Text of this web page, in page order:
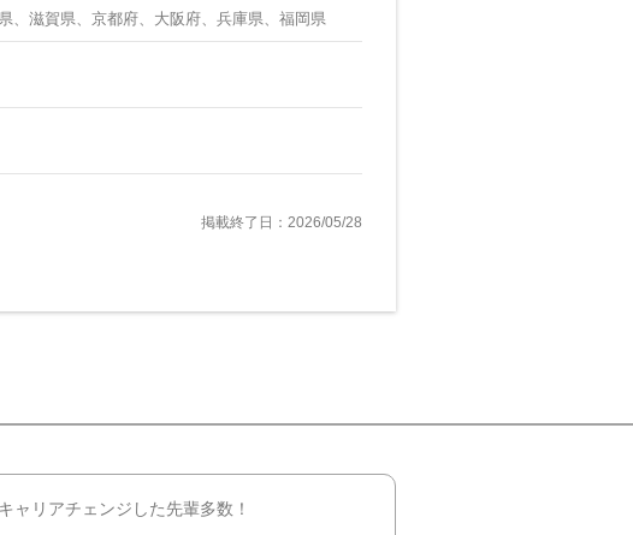
、滋賀県、京都府、大阪府、兵庫県、福岡県
掲載終了日：2026/05/28
ャリアチェンジした先輩多数！